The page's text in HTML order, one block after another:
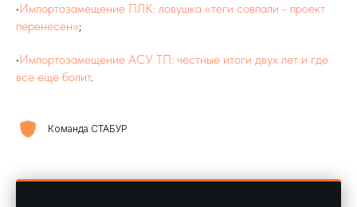
•Импортозамещение ПЛК: ловушка «теги совпали - проект
перенесен»;
•Импортозамещение АСУ ТП: честные итоги двух лет и где
все еще болит.
Команда СТАБУР